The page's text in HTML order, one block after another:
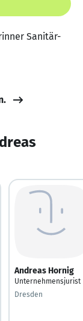
Sanitär-
Andreas Hornig
Unternehmensjurist
Dresden